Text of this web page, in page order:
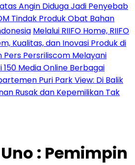
Angin Diduga Jadi Penyebab
Tindak Produk Obat Bahan
Melalui RIIFO Home, RIIFO
Kualitas, dan Inovasi Produk di
Pers Persriliscom Melayani
150 Media Online Berbagai
Puri Park View: Di Balik
Rusak dan Kepemilikan Tak
: Pemimpin